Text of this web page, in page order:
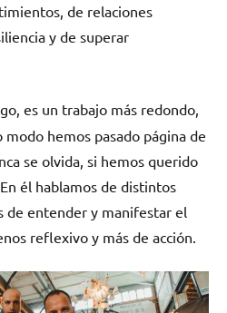
de relaciones
y de superar
es un trabajo más redondo,
hemos pasado página de
se olvida, si hemos querido
él hablamos de distintos
de entender y manifestar el
reflexivo y más de acción.